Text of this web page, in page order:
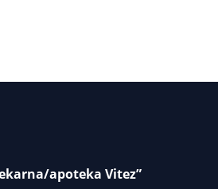
apoteka Vitez”